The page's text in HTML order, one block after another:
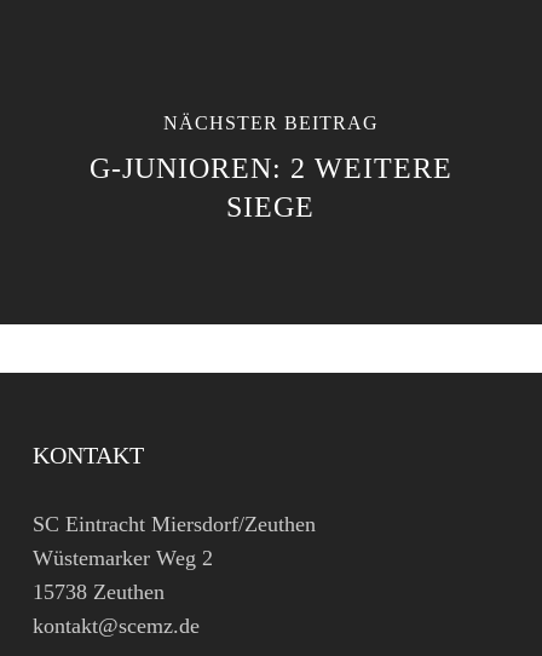
NÄCHSTER BEITRAG
G-JUNIOREN: 2 WEITERE
SIEGE
KONTAKT
SC Eintracht Miersdorf/Zeuthen
Wüstemarker Weg 2
15738 Zeuthen
kontakt@scemz.de